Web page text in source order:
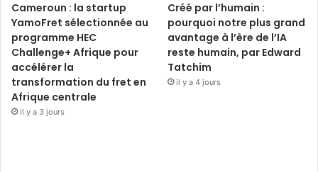
Cameroun : la startup
YamoFret sélectionnée au
programme HEC
Challenge+ Afrique pour
accélérer la
transformation du fret en
Afrique centrale
il y a 3 jours
Créé par l’humain :
pourquoi notre plus grand
avantage à l’ère de l’IA
reste humain, par Edward
Tatchim
il y a 4 jours